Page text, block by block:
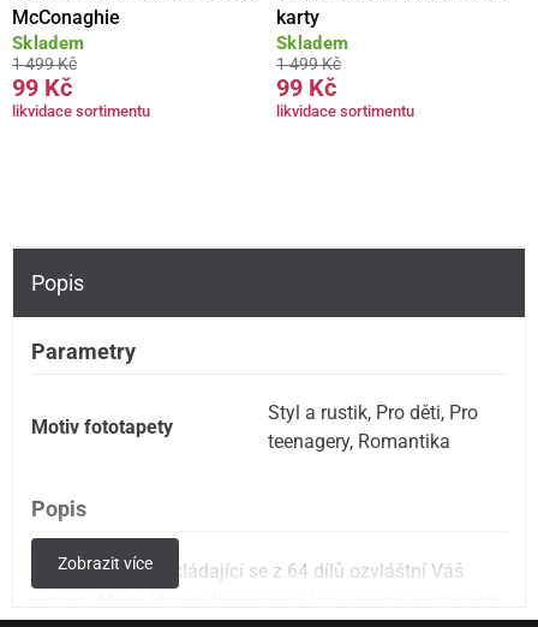
McConaghie
Skladem
1 499 Kč
99 Kč
likvidace sortimentu
karty
Skladem
1 499 Kč
99 Kč
likvidace sortimentu
Popis
Parametry
Motiv fototapety
Styl a rustik, Pro děti, Pro
teenagery, Romantika
Popis
Ozdobná koláž skládající se z 64 dílů ozvláštní Váš
Zobrazit více